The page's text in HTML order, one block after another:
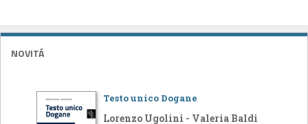
NOVITÁ
Testo unico Dogane
Lorenzo Ugolini - Valeria Baldi